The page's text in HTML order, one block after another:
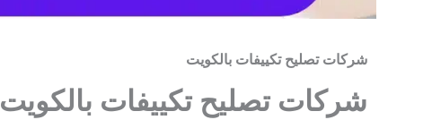
شركات تصليح تكييفات بالكويت
شركات تصليح تكييفات بالكويت